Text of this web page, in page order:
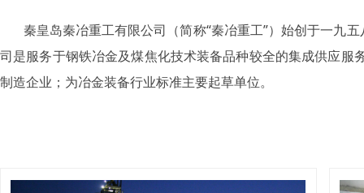
秦皇岛秦冶重工有限公司（简称“秦冶重工”）始创于一九五
司是服务于钢铁冶金及煤焦化技术装备品种较全的集成供应
制造企业；为冶金装备行业标准主要起草单位。